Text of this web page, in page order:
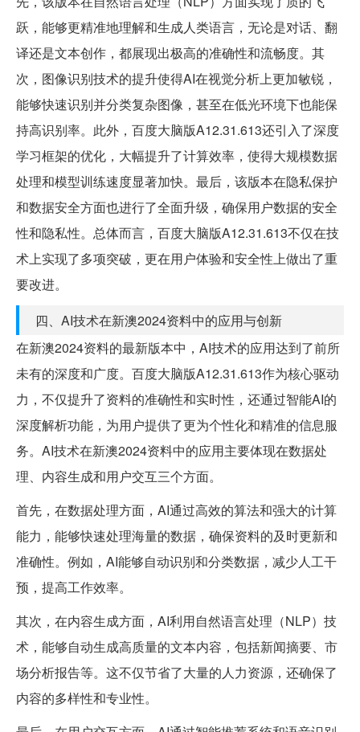
跃，能够更精准地理解和生成人类语言，无论是对话、翻
译还是文本创作，都展现出极高的准确性和流畅度。其
次，图像识别技术的提升使得AI在视觉分析上更加敏锐，
能够快速识别并分类复杂图像，甚至在低光环境下也能保
持高识别率。此外，百度大脑版A12.31.613还引入了深度
学习框架的优化，大幅提升了计算效率，使得大规模数据
处理和模型训练速度显著加快。最后，该版本在隐私保护
和数据安全方面也进行了全面升级，确保用户数据的安全
性和隐私性。总体而言，百度大脑版A12.31.613不仅在技
术上实现了多项突破，更在用户体验和安全性上做出了重
要改进。
四、AI技术在新澳2024资料中的应用与创新
在新澳2024资料的最新版本中，AI技术的应用达到了前所
未有的深度和广度。百度大脑版A12.31.613作为核心驱动
力，不仅提升了资料的准确性和实时性，还通过智能AI的
深度解析功能，为用户提供了更为个性化和精准的信息服
务。AI技术在新澳2024资料中的应用主要体现在数据处
理、内容生成和用户交互三个方面。
首先，在数据处理方面，AI通过高效的算法和强大的计算
能力，能够快速处理海量的数据，确保资料的及时更新和
准确性。例如，AI能够自动识别和分类数据，减少人工干
预，提高工作效率。
其次，在内容生成方面，AI利用自然语言处理（NLP）技
术，能够自动生成高质量的文本内容，包括新闻摘要、市
场分析报告等。这不仅节省了大量的人力资源，还确保了
内容的多样性和专业性。